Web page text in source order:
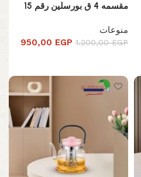
مقسمه 4 ق بورسلين رقم 15
منوعات
1.200,00EGP
950,00 EGP